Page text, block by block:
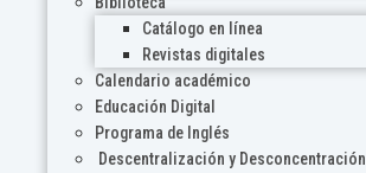
Catálogo en línea
Revistas digitales
Calendario académico
Educación Digital
Programa de Inglés
Descentralización y Desconcentración